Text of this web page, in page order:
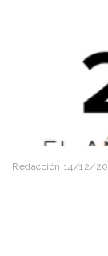
Redacción 14/12/